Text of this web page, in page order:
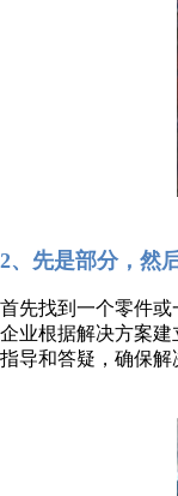
2、先是部分，然
首先找到一个零件
企业根据解决方案
指导和答疑，确保